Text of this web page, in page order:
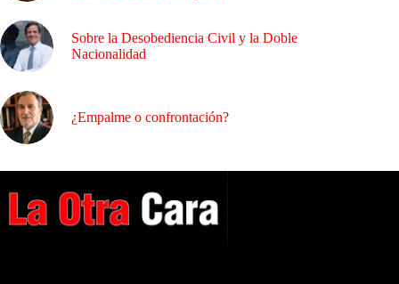
Sobre la Desobediencia Civil y la Doble
Nacionalidad
¿Empalme o confrontación?